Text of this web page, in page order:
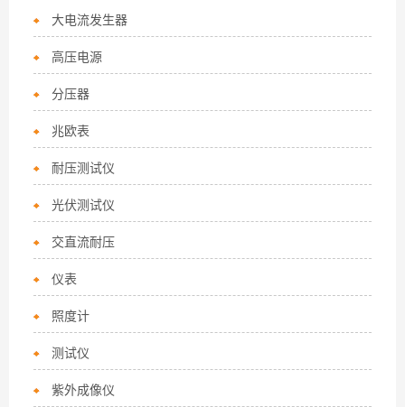
大电流发生器
高压电源
分压器
兆欧表
耐压测试仪
光伏测试仪
交直流耐压
仪表
照度计
测试仪
紫外成像仪